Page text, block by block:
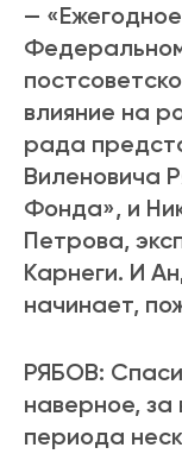
—
влияние на
рада
Виленовича
Фонда», и
Петрова,
Карнеги. И
начинает,
РЯБОВ:
наверное,
периода